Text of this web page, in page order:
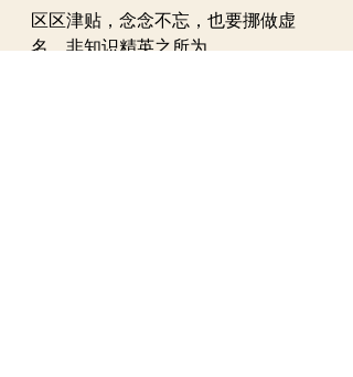
区区津贴，念念不忘，也要挪做虚
名，非知识精英之所为。